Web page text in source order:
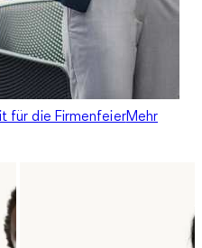
für die FirmenfeierMehr